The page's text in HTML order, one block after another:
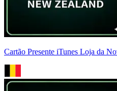
Cartão Presente iTunes Loja da